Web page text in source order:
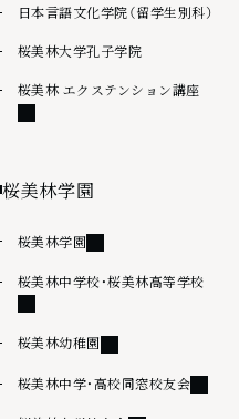
日本言語文化学院（留学生別科）
桜美林大学孔子学院
桜美林 エクステンション講座外部
桜美林学園
桜美林学園外部リンク
桜美林中学校・桜美林高等学校外部
桜美林幼稚園外部リンク
桜美林中学・高校同窓校友会外部リ